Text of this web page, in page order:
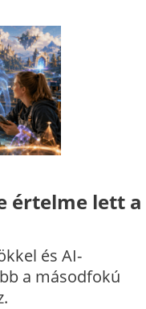
értelme lett a
és AI-
a másodfokú